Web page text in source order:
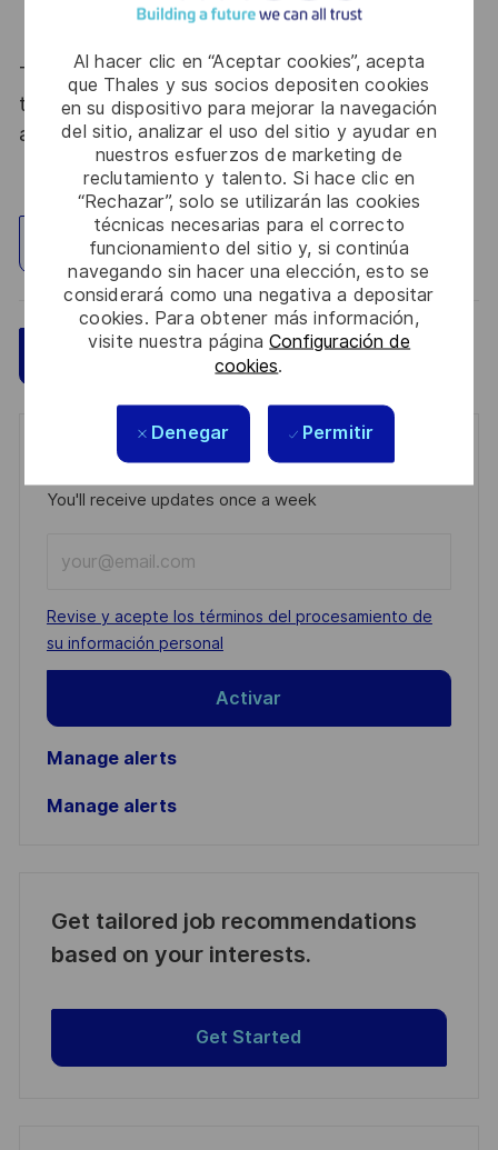
Al hacer clic en “Aceptar cookies”, acepta
que Thales y sus socios depositen cookies
en su dispositivo para mejorar la navegación
del sitio, analizar el uso del sitio y ayudar en
nuestros esfuerzos de marketing de
reclutamiento y talento. Si hace clic en
“Rechazar”, solo se utilizarán las cookies
técnicas necesarias para el correcto
funcionamiento del sitio y, si continúa
navegando sin hacer una elección, esto se
considerará como una negativa a depositar
cookies. Para obtener más información,
visite nuestra páginaConfiguración de
cookies.
Denegar Permitir
Thales, entreprise Handi-Engagée, reconnait
tous les talents. La diversité est notre meilleur
atout. Postulez et rejoignez nous !
Explorar ubicación
Guardar
Get notified for similar jobs
You'll receive updates once a week
Email
address
(Required)
Required
Revise y acepte los términos del procesamiento de
su información personal
Activar
Manage alerts
Manage alerts
Get tailored job recommendations
based on your interests.
Get Started